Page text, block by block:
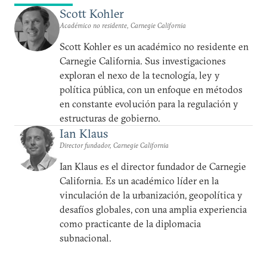
Scott Kohler
Académico no residente, Carnegie California
Scott Kohler es un académico no residente en
Carnegie California. Sus investigaciones
exploran el nexo de la tecnología, ley y
política pública, con un enfoque en métodos
en constante evolución para la regulación y
estructuras de gobierno.
Ian Klaus
Director fundador, Carnegie California
Ian Klaus es el director fundador de Carnegie
California. Es un académico líder en la
vinculación de la urbanización, geopolítica y
desafíos globales, con una amplia experiencia
como practicante de la diplomacia
subnacional.